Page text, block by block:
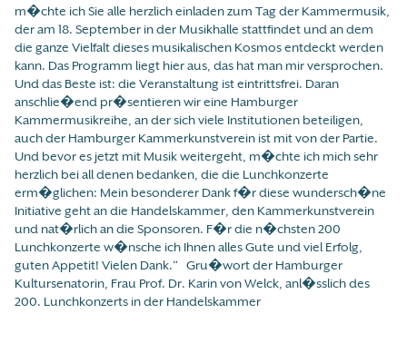
m�chte ich Sie alle herzlich einladen zum Tag der Kammermusik,
der am 18. September in der Musikhalle stattfindet und an dem
die ganze Vielfalt dieses musikalischen Kosmos entdeckt werden
kann. Das Programm liegt hier aus, das hat man mir versprochen.
Und das Beste ist: die Veranstaltung ist eintrittsfrei. Daran
anschlie�end pr�sentieren wir eine Hamburger
Kammermusikreihe, an der sich viele Institutionen beteiligen,
auch der Hamburger Kammerkunstverein ist mit von der Partie.
Und bevor es jetzt mit Musik weitergeht, m�chte ich mich sehr
herzlich bei all denen bedanken, die die Lunchkonzerte
erm�glichen: Mein besonderer Dank f�r diese wundersch�ne
Initiative geht an die Handelskammer, den Kammerkunstverein
und nat�rlich an die Sponsoren. F�r die n�chsten 200
Lunchkonzerte w�nsche ich Ihnen alles Gute und viel Erfolg,
guten Appetit! Vielen Dank.“ Gru�wort der Hamburger
Kultursenatorin, Frau Prof. Dr. Karin von Welck, anl�sslich des
200. Lunchkonzerts in der Handelskammer